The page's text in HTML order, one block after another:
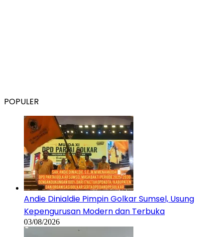
POPULER
Andie Dinialdie Pimpin Golkar Sumsel, Usung
Kepengurusan Modern dan Terbuka
03/08/2026